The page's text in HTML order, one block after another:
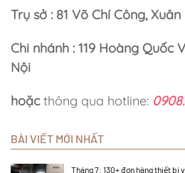
Trụ sở : 81 Võ Chí Công,
Chi nhánh : 119 Hoàng Quốc
Nội
hoặcthông qua hotline:
BÀI VIẾT MỚI NHẤT
Tháng 7: 130+ đơn hàng thiết bị